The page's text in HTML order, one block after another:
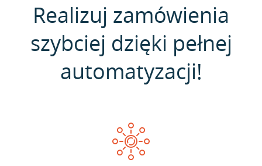
Realizuj zamówienia
szybciej dzięki pełnej
automatyzacji!